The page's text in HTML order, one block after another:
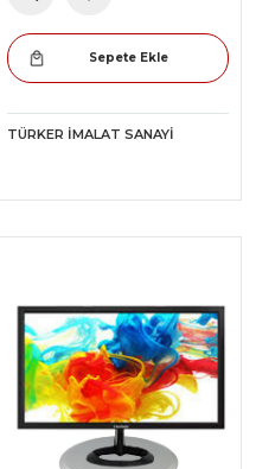
Sepete Ekle
TÜRKER İMALAT SANAYI